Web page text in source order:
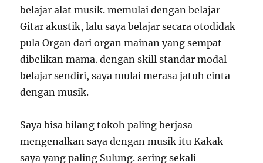
belajar alat musik. memulai dengan belajar
Gitar akustik, lalu saya belajar secara otodidak
pula Organ dari organ mainan yang sempat
dibelikan mama. dengan skill standar modal
belajar sendiri, saya mulai merasa jatuh cinta
dengan musik.
Saya bisa bilang tokoh paling berjasa
mengenalkan saya dengan musik itu Kakak
saya yang paling Sulung. sering sekali